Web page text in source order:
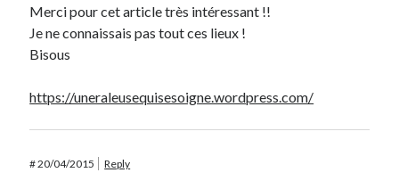
Merci pour cet article très intéressant !!
Je ne connaissais pas tout ces lieux !
Bisous
https://uneraleusequisesoigne.wordpress.com/
#20/04/2015 Reply